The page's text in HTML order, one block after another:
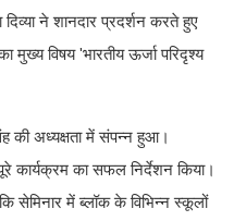
ने शानदार प्रदर्शन करते हुए
मुख्य विषय 'भारतीय ऊर्जा परिदृश्य
की अध्यक्षता में संपन्न हुआ।
कार्यक्रम का सफल निर्देशन किया।
सेमिनार में ब्लॉक के विभिन्न स्कूलों